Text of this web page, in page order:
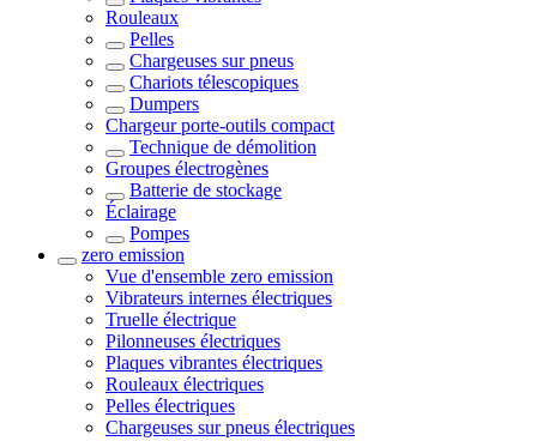
Rouleaux
Pelles
Chargeuses sur pneus
Chariots télescopiques
Dumpers
Chargeur porte-outils compact
Technique de démolition
Groupes électrogènes
Batterie de stockage
Éclairage
Pompes
zero emission
Vue d'ensemble zero emission
Vibrateurs internes électriques
Truelle électrique
Pilonneuses électriques
Plaques vibrantes électriques
Rouleaux électriques
Pelles électriques
Chargeuses sur pneus électriques